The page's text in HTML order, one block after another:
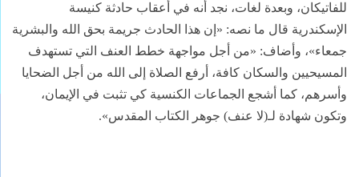
للفاتيكان، وبعدة لغات، نجد أنه في أعقاب حادثة كنيسة
الإسكندرية قال ما نصه: «إن هذا الحادث جريمة بحق الله والبشرية
جمعاء»، وأضاف: «من أجل مواجهة خطط العنف التي تستهدف
المسيحيين والسكان كافة، أرفع الصلاة إلى الله من أجل الضحايا
وأسرهم، كما أشجع الجماعات الكنسية كي تثبت في الإيمان،
وتكون شهادة لـ(لا عنف) جوهر الكتاب المقدس».